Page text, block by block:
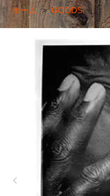
ホーム>GOODS